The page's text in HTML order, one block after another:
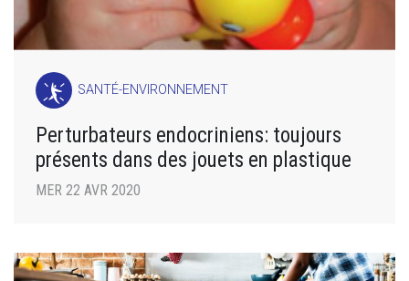
SANTÉ-ENVIRONNEMENT
Perturbateurs endocriniens: toujours
présents dans des jouets en plastique
MER 22 AVR 2020